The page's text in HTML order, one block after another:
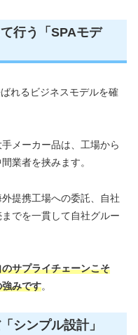
行う「SPAモデ
れるビジネスモデルを確
メーカー品は、工場から
業者を挟みます。
提携工場への委託、自社
でを一貫して自社グルー
サプライチェーンこそ
みです。
シンプル設計」